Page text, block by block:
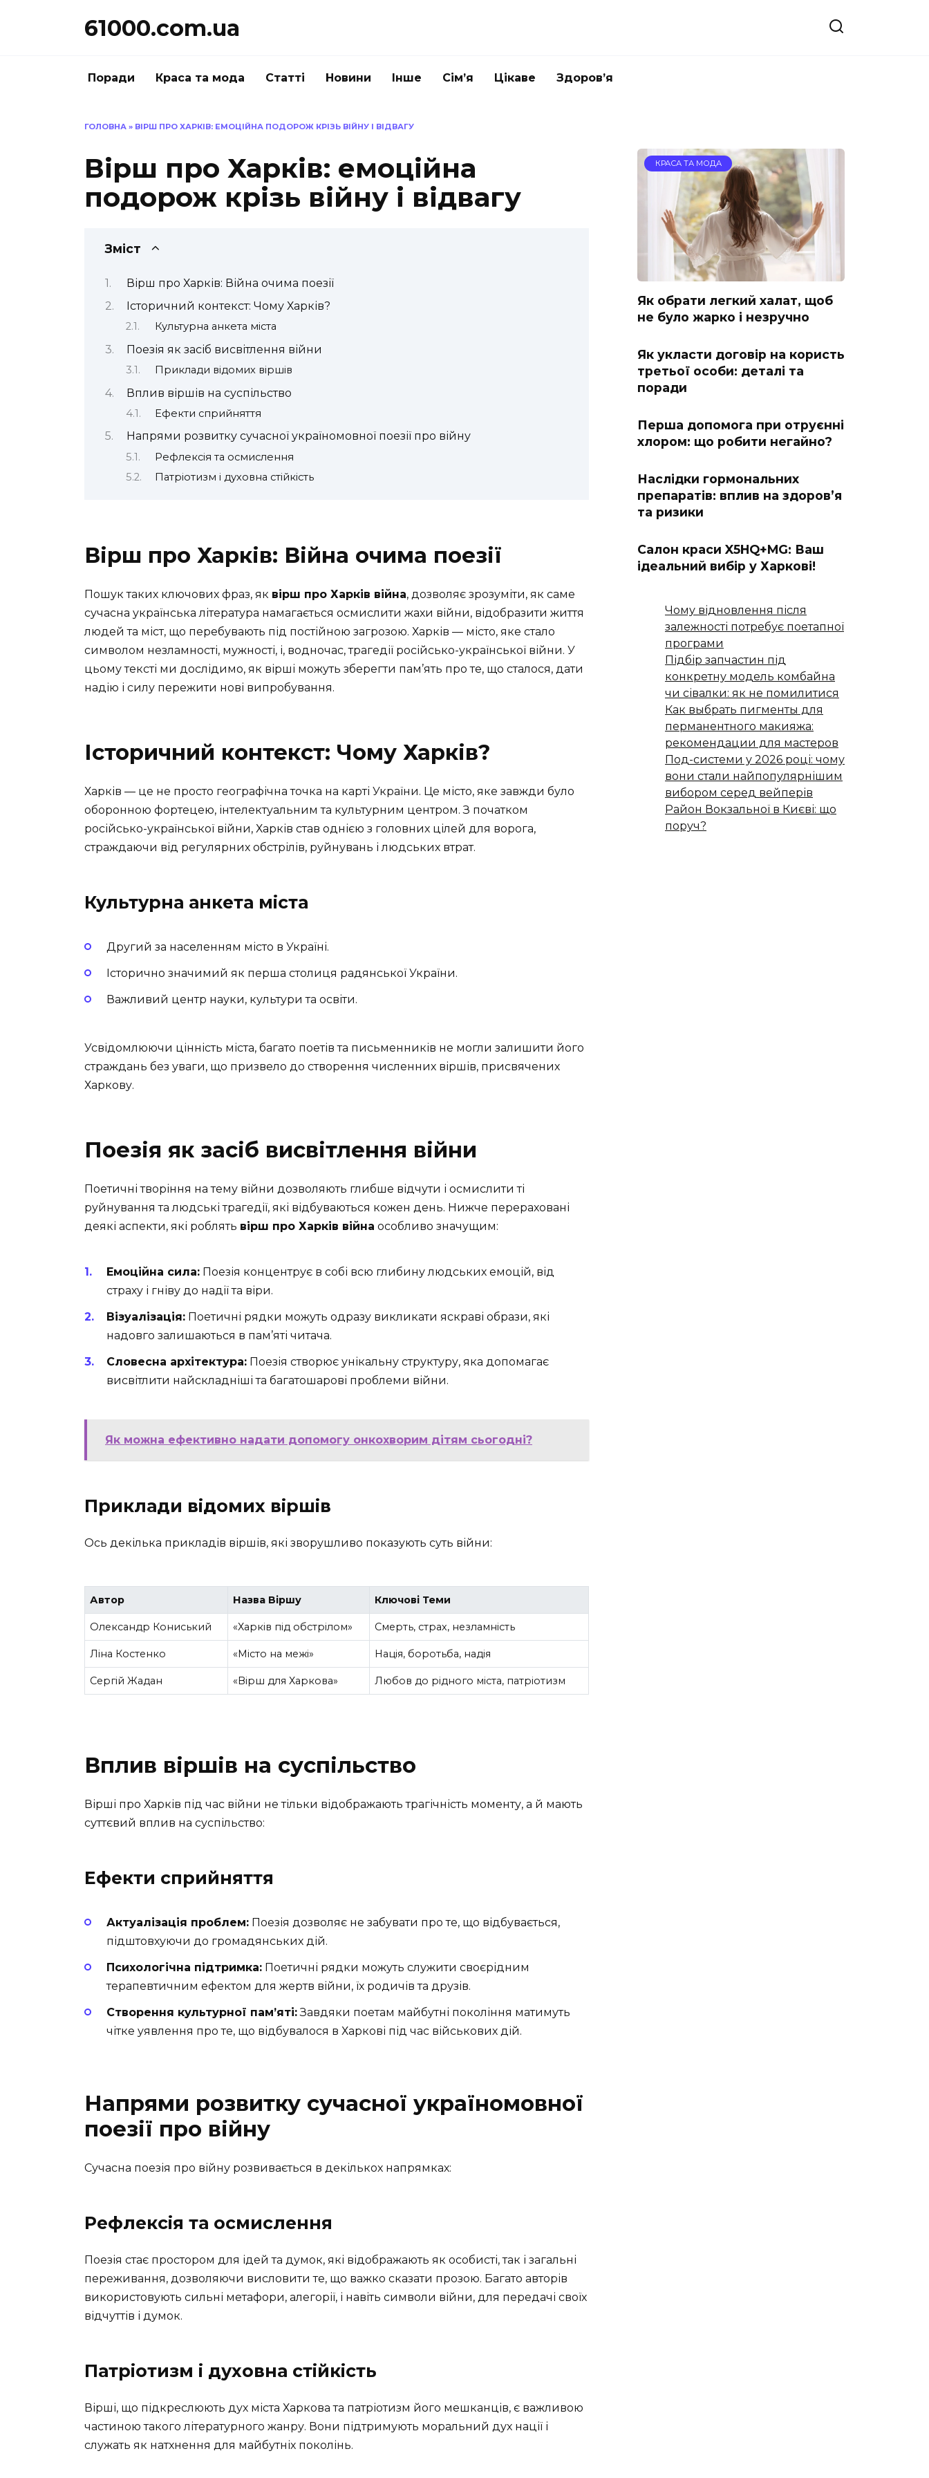
61000.com.ua
Поради Краса та мода Статті Новини Інше Сім’я Цікаве Здоров’я
ГОЛОВНА » ВІРШ ПРО ХАРКІВ: ЕМОЦІЙНА ПОДОРОЖ КРІЗЬ ВІЙНУ І ВІДВАГУ
Вірш про Харків: емоційна
подорож крізь війну і відвагу
Зміст
Вірш про Харків: Війна очима поезії
Історичний контекст: Чому Харків?
Культурна анкета міста
Поезія як засіб висвітлення війни
Приклади відомих віршів
Вплив віршів на суспільство
Ефекти сприйняття
Напрями розвитку сучасної україномовної поезії про війну
Рефлексія та осмислення
Патріотизм і духовна стійкість
Вірш про Харків: Війна очима поезії
Пошук таких ключових фраз, як вірш про Харків війна, дозволяє зрозуміти, як саме
сучасна українська література намагається осмислити жахи війни, відобразити життя
людей та міст, що перебувають під постійною загрозою. Харків — місто, яке стало
символом незламності, мужності, і, водночас, трагедії російсько-української війни. У
цьому тексті ми дослідимо, як вірші можуть зберегти пам’ять про те, що сталося, дати
надію і силу пережити нові випробування.
Історичний контекст: Чому Харків?
Харків — це не просто географічна точка на карті України. Це місто, яке завжди було
оборонною фортецею, інтелектуальним та культурним центром. З початком
російсько-української війни, Харків став однією з головних цілей для ворога,
страждаючи від регулярних обстрілів, руйнувань і людських втрат.
Культурна анкета міста
Другий за населенням місто в Україні.
Історично значимий як перша столиця радянської України.
Важливий центр науки, культури та освіти.
Усвідомлюючи цінність міста, багато поетів та письменників не могли залишити його
страждань без уваги, що призвело до створення численних віршів, присвячених
Харкову.
Поезія як засіб висвітлення війни
Поетичні творіння на тему війни дозволяють глибше відчути і осмислити ті
руйнування та людські трагедії, які відбуваються кожен день. Нижче перераховані
деякі аспекти, які роблять вірш про Харків війна особливо значущим:
Емоційна сила: Поезія концентрує в собі всю глибину людських емоцій, від
страху і гніву до надії та віри.
Візуалізація: Поетичні рядки можуть одразу викликати яскраві образи, які
надовго залишаються в пам’яті читача.
Словесна архітектура: Поезія створює унікальну структуру, яка допомагає
висвітлити найскладніші та багатошарові проблеми війни.
Як можна ефективно надати допомогу онкохворим дітям сьогодні?
Приклади відомих віршів
Ось декілька прикладів віршів, які зворушливо показують суть війни:
Автор Назва Віршу Ключові Теми
Олександр Кониський «Харків під обстрілом» Смерть, страх, незламність
Ліна Костенко «Місто на межі» Нація, боротьба, надія
Сергій Жадан «Вірш для Харкова» Любов до рідного міста, патріотизм
Вплив віршів на суспільство
Вірші про Харків під час війни не тільки відображають трагічність моменту, а й мають
суттєвий вплив на суспільство:
Ефекти сприйняття
Актуалізація проблем: Поезія дозволяє не забувати про те, що відбувається,
підштовхуючи до громадянських дій.
Психологічна підтримка: Поетичні рядки можуть служити своєрідним
терапевтичним ефектом для жертв війни, їх родичів та друзів.
Створення культурної пам’яті:Завдяки поетам майбутні покоління матимуть
чітке уявлення про те, що відбувалося в Харкові під час військових дій.
Напрями розвитку сучасної україномовної
поезії про війну
Сучасна поезія про війну розвивається в декількох напрямках:
Рефлексія та осмислення
Поезія стає простором для ідей та думок, які відображають як особисті, так і загальні
переживання, дозволяючи висловити те, що важко сказати прозою. Багато авторів
використовують сильні метафори, алегорії, і навіть символи війни, для передачі своїх
відчуттів і думок.
Патріотизм і духовна стійкість
Вірші, що підкреслюють дух міста Харкова та патріотизм його мешканців, є важливою
частиною такого літературного жанру. Вони підтримують моральний дух нації і
служать як натхнення для майбутніх поколінь.
КРАСА ТА МОДА
Як обрати легкий халат, щоб
не було жарко і незручно
Як укласти договір на користь
третьої особи: деталі та
поради
Перша допомога при отруєнні
хлором: що робити негайно?
Наслідки гормональних
препаратів: вплив на здоров’я
та ризики
Салон краси X5HQ+MG: Ваш
ідеальний вибір у Харкові!
Чому відновлення після
залежності потребує поетапної
програми
Підбір запчастин під
конкретну модель комбайна
чи сівалки: як не помилитися
Как выбрать пигменты для
перманентного макияжа:
рекомендации для мастеров
Под-системи у 2026 році: чому
вони стали найпопулярнішим
вибором серед вейперів
Район Вокзальної в Києві: що
поруч?